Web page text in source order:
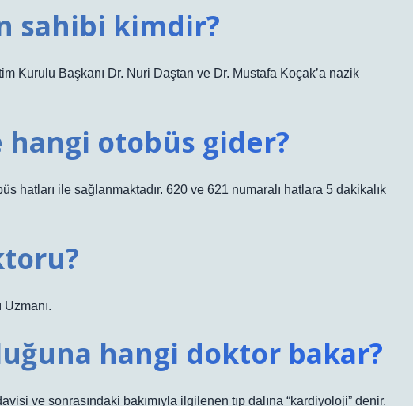
sahibi kimdir?
Kurulu Başkanı Dr. Nuri Daştan ve Dr. Mustafa Koçak’a nazik
otobüs gider?
hatları ile sağlanmaktadır. 620 ve 621 numaralı hatlara 5 dakikalık
Uzmanı.
hangi doktor bakar?
ve sonrasındaki bakımıyla ilgilenen tıp dalına “kardiyoloji” denir.